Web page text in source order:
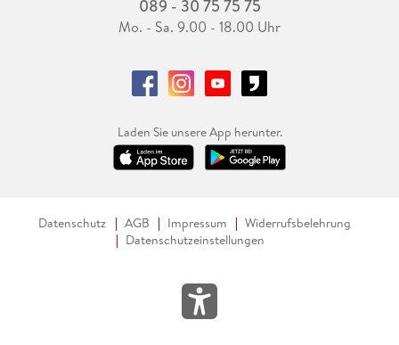
089 - 30 75 75 75
Mo. - Sa. 9.00 - 18.00 Uhr
Laden Sie unsere App herunter.
Datenschutz AGB Impressum
Widerrufsbelehrung
Datenschutzeinstellungen